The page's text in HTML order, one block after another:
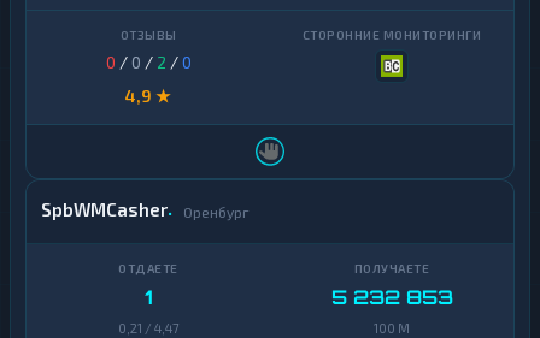
0 / 0 / 2 /0
4,9 ★
SpbWMCasher Оренбург
1
0,21 / 4,47
5 232 853
100 M